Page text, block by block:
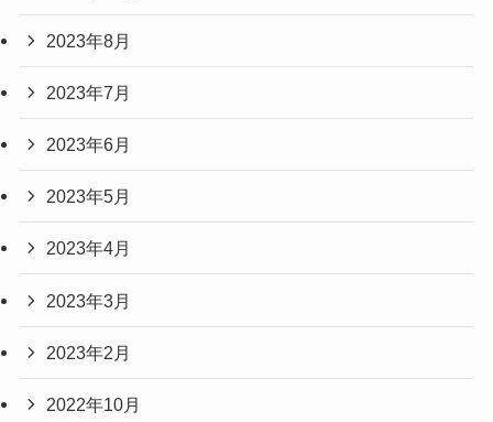
2023年8月
2023年7月
2023年6月
2023年5月
2023年4月
2023年3月
2023年2月
2022年10月